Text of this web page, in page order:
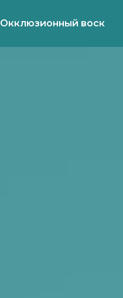
Окклюзионный воск